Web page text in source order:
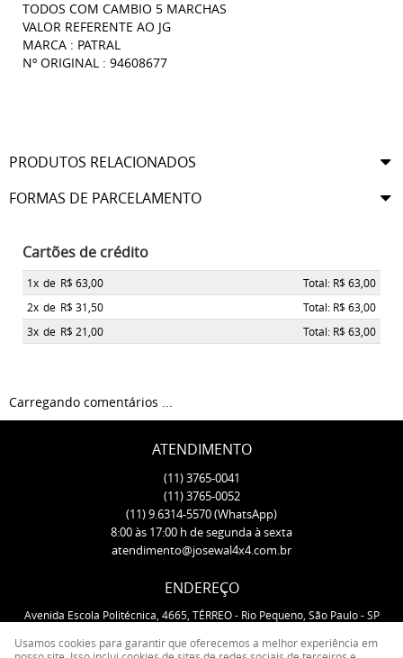
TODOS COM CAMBIO 5 MARCHAS
VALOR REFERENTE AO JG
MARCA : PATRAL
Nº ORIGINAL : 94608677
PRODUTOS RELACIONADOS
FORMAS DE PARCELAMENTO
Cartões de crédito
1x de R$ 63,00
Total: R$ 63,00
2x de R$ 31,50
Total: R$ 63,00
3x de R$ 21,00 Total: R$ 63,00
Carregando comentários ...
ATENDIMENTO
(11)3765-0041
(11)3765-0052
(11)9.6314-5570(WhatsApp)
8:00 às 17:00 h de segunda à sexta
atendimento@josewal4x4.com.br
ENDEREÇO
Avenida Escola Politécnica, 4665, TÉRREO- Rio Pequeno, São Paulo-SP
Usamos cookies para garantir que oferecemos a melhor experiência em